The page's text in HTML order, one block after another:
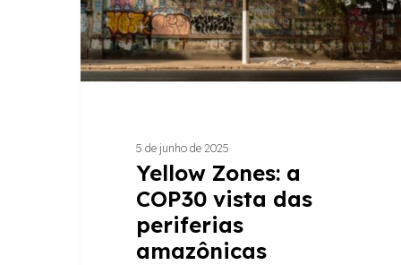
periferias
amazônicas
5 de junho de 2025
Yellow Zones: a
COP30 vista das
periferias
amazônicas